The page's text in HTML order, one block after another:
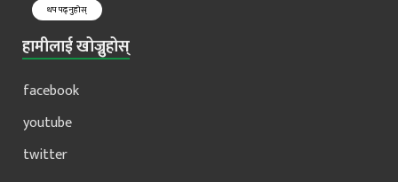
थप पढ्नुहोस्
हामीलाई खोज्नुहोस्
facebook
youtube
twitter